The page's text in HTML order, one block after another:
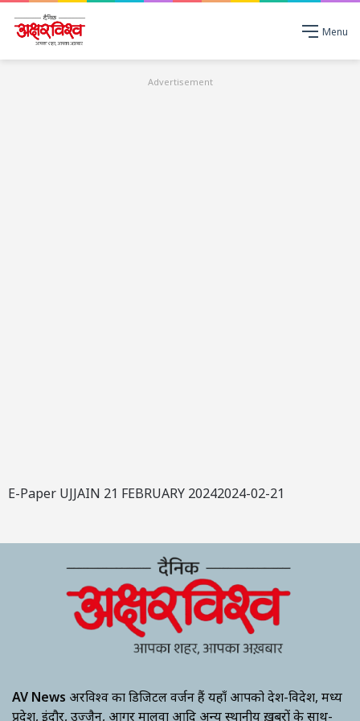
Menu
Advertisement
E-Paper UJJAIN 21 FEBRUARY 20242024-02-21
AV News अक्षरविश्व का डिजिटल वर्जन हैं यहाँ आपको देश-विदेश, मध्य
प्रदेश, इंदौर, उज्जैन, आगर मालवा आदि अन्य स्थानीय ख़बरों के साथ-